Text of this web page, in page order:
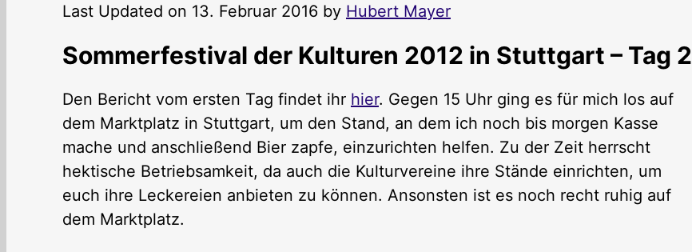
Last Updated on 13. Februar 2016 by Hubert Mayer
Sommerfestival der Kulturen 2012 in Stuttgart – Tag 2
Den Bericht vom ersten Tag findet ihr hier. Gegen 15 Uhr ging es für mich los auf
dem Marktplatz in Stuttgart, um den Stand, an dem ich noch bis morgen Kasse
mache und anschließend Bier zapfe, einzurichten helfen. Zu der Zeit herrscht
hektische Betriebsamkeit, da auch die Kulturvereine ihre Stände einrichten, um
euch ihre Leckereien anbieten zu können. Ansonsten ist es noch recht ruhig auf
dem Marktplatz.